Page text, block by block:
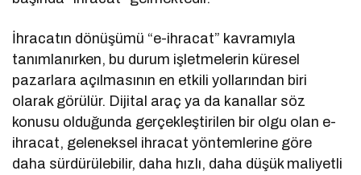
İhracatın dönüşümü “e-ihracat” kavramıyla
tanımlanırken, bu durum işletmelerin küresel
pazarlara açılmasının en etkili yollarından biri
olarak görülür. Dijital araç ya da kanallar söz
konusu olduğunda gerçekleştirilen bir olgu olan e-
ihracat, geleneksel ihracat yöntemlerine göre
daha sürdürülebilir, daha hızlı, daha düşük maliyetli